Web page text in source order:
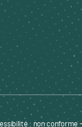
: non conforme-